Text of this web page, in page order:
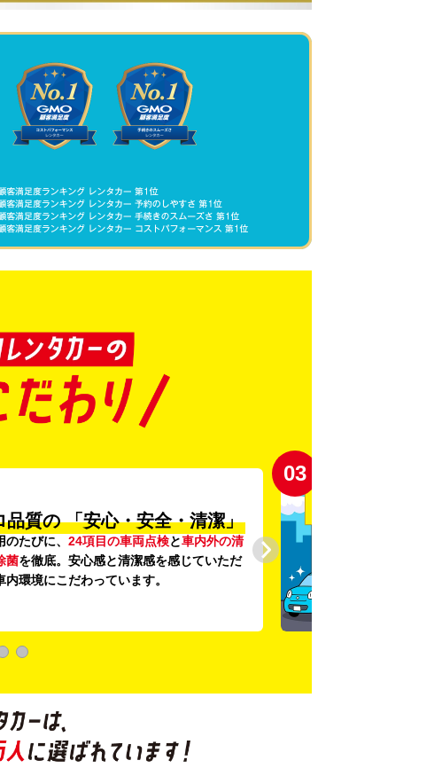
品質の 「安心・安全・清潔」
のたびに、 24項目の車両点検と車内外の清
菌を徹底。安心感と清潔感を感じていただ
内環境にこだわっています。
03